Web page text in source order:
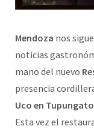
Mendoza nos
noticias
mano del nuevo
presencia
Uco en
Esta vez el